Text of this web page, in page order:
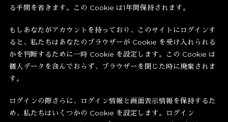
る手間を省きます。この Cookie は1年間保持されます。
もしあなたがアカウントを持っており、このサイトにログインす
ると、私たちはあなたのブラウザーが Cookie を受け入れられる
かを判断するために一時 Cookie を設定します。この Cookie は
個人データを含んでおらず、ブラウザーを閉じた時に廃棄されま
す。
ログインの際さらに、ログイン情報と画面表示情報を保持するた
め、私たちはいくつかの Cookie を設定します。ログイン